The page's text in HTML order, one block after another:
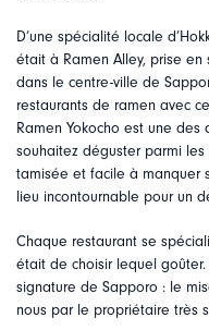
D’une spécialité locale
était à Ramen Alley, prise
dans le centre-ville de
restaurants de ramen avec
Ramen Yokocho est une des
souhaitez déguster parmi
tamisée et facile à manquer
lieu incontournable pour un
Chaque restaurant se
était de choisir lequel
signature de Sapporo : le
nous par le propriétaire très